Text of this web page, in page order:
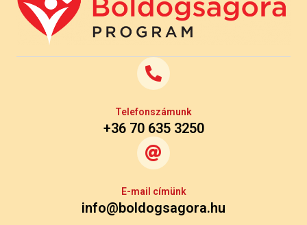
Telefonszámunk
+36 70 635 3250
E-mail címünk
info@boldogsagora.hu